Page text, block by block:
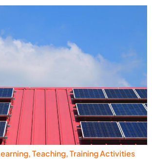
Teaching, Training Activities